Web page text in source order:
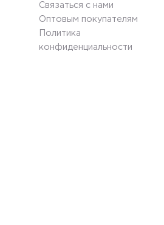
Связаться с нами
Оптовым покупателям
Политика
конфиденциальности